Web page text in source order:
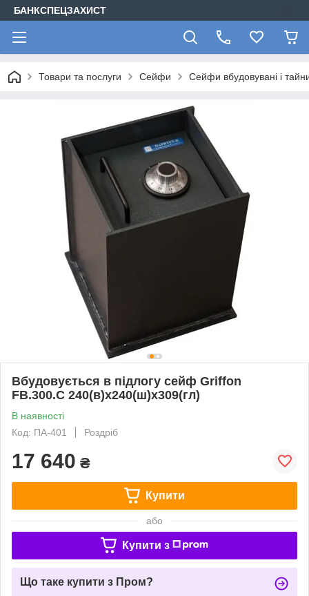
БАНКСПЕЦЗАХИСТ
Товари та послуги Сейфи Сейфи вбудовувані і
Вбудовується в підлогу сейф Griffon
FB.300.C 240(в)х240(ш)х309(гл)
В наявності
Код: ПА-401
Роздріб
17 640 ₴
Купити
або
Купити з
Що таке купити з Пром?